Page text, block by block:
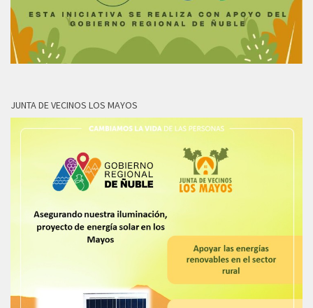
JUNTA DE VECINOS LOS MAYOS